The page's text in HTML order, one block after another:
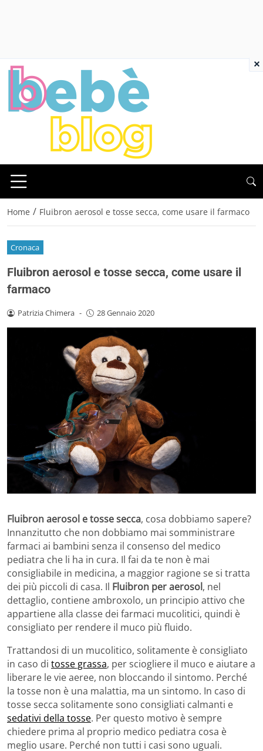
Home / Fluibron aerosol e tosse secca, come usare il farmaco
Cronaca
Fluibron aerosol e tosse secca, come usare il
farmaco
Patrizia Chimera - 28 Gennaio 2020
Fluibron aerosol e tosse secca, cosa dobbiamo sapere?
Innanzitutto che non dobbiamo mai somministrare
farmaci ai bambini senza il consenso del medico
pediatra che li ha in cura. Il fai da te non è mai
consigliabile in medicina, a maggior ragione se si tratta
dei più piccoli di casa. Il Fluibron per aerosol, nel
dettaglio, contiene ambroxolo, un principio attivo che
appartiene alla classe dei farmaci mucolitici, quindi è
consigliato per rendere il muco più fluido.
Trattandosi di un mucolitico, solitamente è consigliato
in caso di tosse grassa, per sciogliere il muco e aiutare a
liberare le vie aeree, non bloccando il sintomo. Perché
la tosse non è una malattia, ma un sintomo. In caso di
tosse secca solitamente sono consigliati calmanti e
sedativi della tosse. Per questo motivo è sempre
chiedere prima al proprio medico pediatra cosa è
meglio usare. Perché non tutti i casi sono uguali.
×